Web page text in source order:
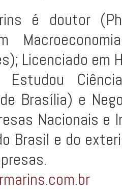
é doutor
Licenciado em
Estudou
Brasília) e
Nacionais e
Brasil e do